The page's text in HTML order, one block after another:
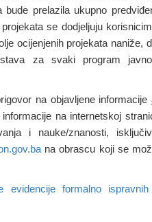
prelazila ukupno
se dodjeljuju
ocijenjenih projekata naniže,
za svaki program
na objavljene informacije
na internetskoj
i nauke/znanosti,
na obrascu koji se
evidencije formalno